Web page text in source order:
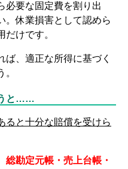
必要な固定費を割り出
。休業損害として認めら
けです。
ば、適正な所得に基づく
うと……
ると十分な賠償を受けら
勘定元帳・売上台帳・